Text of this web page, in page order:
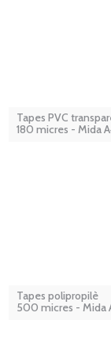
Tapes PVC
180 micres - Mida
Tapes polipropilè
500 micres - Mida